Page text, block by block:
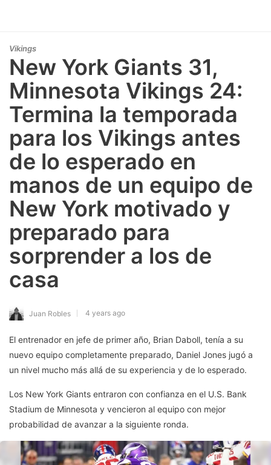
Vikings
New York Giants 31,
Minnesota Vikings 24:
Termina la temporada
para los Vikings antes
de lo esperado en
manos de un equipo de
New York motivado y
preparado para
sorprender a los de
casa
Juan Robles 4 years ago
El entrenador en jefe de primer año, Brian Daboll, tenía a su
nuevo equipo completamente preparado, Daniel Jones jugó a
un nivel mucho más allá de su experiencia y de lo esperado.
Los New York Giants entraron con confianza en el U.S. Bank
Stadium de Minnesota y vencieron al equipo con mejor
probabilidad de avanzar a la siguiente ronda.